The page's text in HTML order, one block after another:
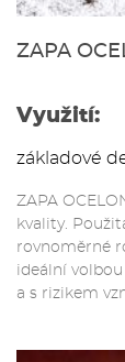
ZAPA
Využití:
základové
ZAPA
kvality.
rovnoměrné
ideální
a s rizikem